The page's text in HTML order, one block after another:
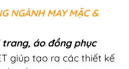
NGÀNH MAY MẶC &
áo đồng phục
giúp tạo ra các thiết kế